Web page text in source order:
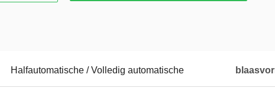
Halfautomatische / Volledig automatische